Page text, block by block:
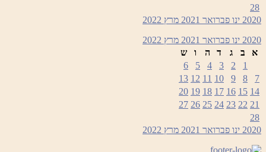
28
2020 ינו פברואר 2021 מרץ 2022
2020 ינו פברואר 2021 מרץ 2022
א
ב ג ד ה ו
ש
1
2
3
4
5
6
7
8
9
10
11
12
13
14
15
16
17
18
19
20
21
22
23
24
25
26
27
28
2020 ינו פברואר 2021 מרץ 2022